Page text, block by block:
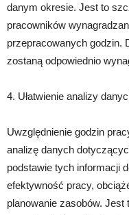
danym okresie. Jest to
pracowników
przepracowanych godzin.
zostaną odpowiednio
4. Ułatwienie analizy
Uwzględnienie godzin
analizę danych
podstawie tych informacji
efektywność pracy,
planowanie zasobów.